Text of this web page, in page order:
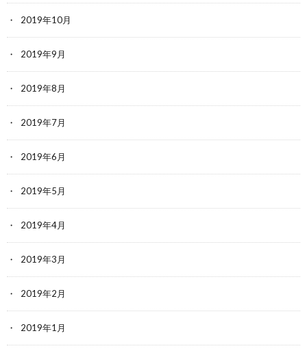
2019年10月
2019年9月
2019年8月
2019年7月
2019年6月
2019年5月
2019年4月
2019年3月
2019年2月
2019年1月